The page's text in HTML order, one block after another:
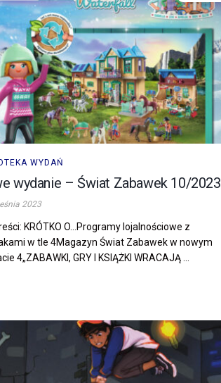
WYDAŃ
wydanie – Świat Zabawek 10/2023
2023
KRÓTKO O…Programy lojalnościowe z
w tle 4Magazyn Świat Zabawek w nowym
4„ZABAWKI, GRY I KSIĄŻKI WRACAJĄ ...